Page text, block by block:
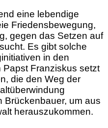
eine lebendige
Friedensbewegung,
gegen das Setzen auf
Es gibt solche
in den
Papst Franziskus setzt
die den Weg der
Brückenbauer, um aus
herauszukommen.